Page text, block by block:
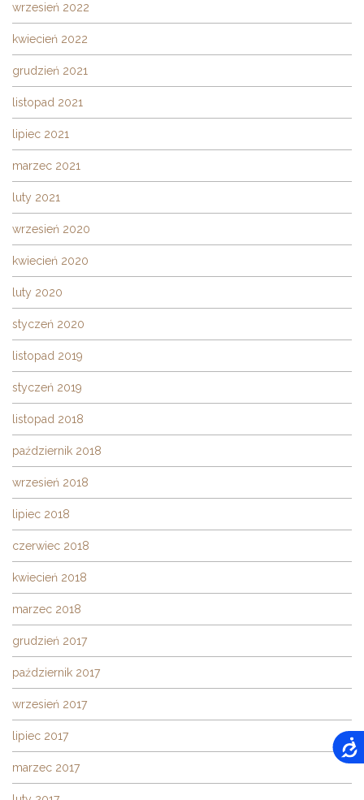
wrzesień 2022
kwiecień 2022
grudzień 2021
listopad 2021
lipiec 2021
marzec 2021
luty 2021
wrzesień 2020
kwiecień 2020
luty 2020
styczeń 2020
listopad 2019
styczeń 2019
listopad 2018
październik 2018
wrzesień 2018
lipiec 2018
czerwiec 2018
kwiecień 2018
marzec 2018
grudzień 2017
październik 2017
wrzesień 2017
lipiec 2017
marzec 2017